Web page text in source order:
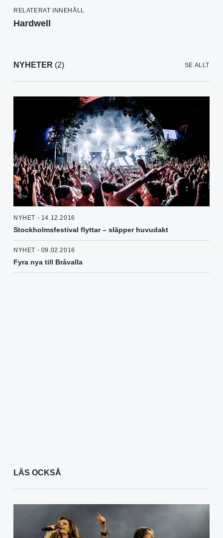
RELATERAT INNEHÅLL
Hardwell
NYHETER (2) SE ALLT
NYHET - 14.12.2016
Stockholmsfestival flyttar – släpper huvudakt
NYHET - 09.02.2016
Fyra nya till Bråvalla
LÄS OCKSÅ